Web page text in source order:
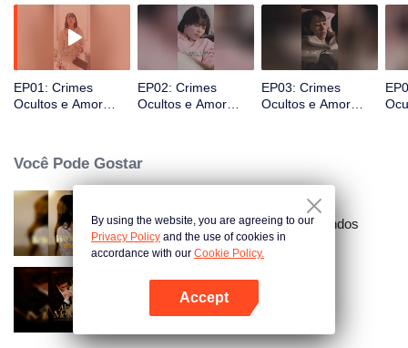
Abra o programa
EP01: Crimes
Ocultos e Amor
EP02: Crimes
Ocultos e Amor
EP03: Crimes
Ocultos e Amor
Você Pode Gostar
Ressentimento Através dos Mundos
Alpha, Me Marca
By using the website, you are agreeing to our
Privacy Policy and the use of cookies in
accordance with our Cookie Policy.
Accept